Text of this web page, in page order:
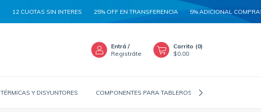
12 CUOTAS SIN INTERES 25% OFF EN TRANSFERENCIA 5% ADICIONAL COMPRAS
Entrá /
Registráte
Carrito (0)
$0,00
TÉRMICAS Y DISYUNTORES COMPONENTES PARA TABLEROS